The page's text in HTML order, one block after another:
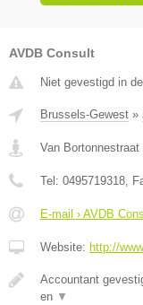
AVDB Consult
Niet gevestigd in
Brussels-Gewest »
Van Bortonnestraat
Tel: 0495719318 ,
E-mail › AVDB
Website: http://
Accountant
en ▼